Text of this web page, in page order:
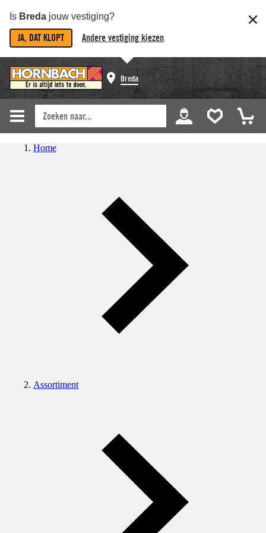
Is Breda jouw vestiging?
JA, DAT KLOPT Andere vestiging kiezen
Breda
Home
Assortiment